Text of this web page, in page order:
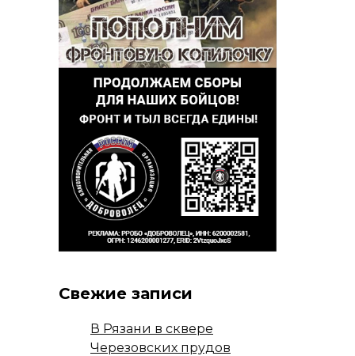
Свежие записи
В Рязани в сквере
Черезовских прудов